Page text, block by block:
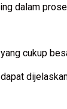
dalam
cukup